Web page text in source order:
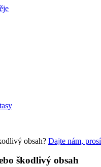
obsah? Dajte nám,
škodlivý obsah